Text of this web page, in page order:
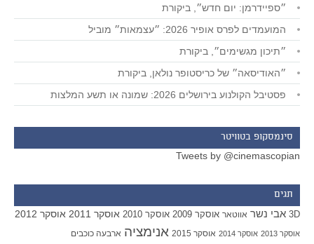
״ספיידרמן: יום חדש״, ביקורת
המועמדים לפרס אופיר 2026: ״עצמאות״ מוביל
״תיכון מגשימים״, ביקורת
״האודיסאה״ של כריסטופר נולאן, ביקורת
פסטיבל הקולנוע בירושלים 2026: שמונה או תשע המלצות
סינמסקופ בטוויטר
Tweets by @cinemascopian
תגים
3D אבי נשר אווטאר אוסקר 2009 אוסקר 2010 אוסקר 2011 אוסקר 2012
אוסקר 2013 אוסקר 2014 אוסקר 2015 אנימציה ארבעה כוכבים